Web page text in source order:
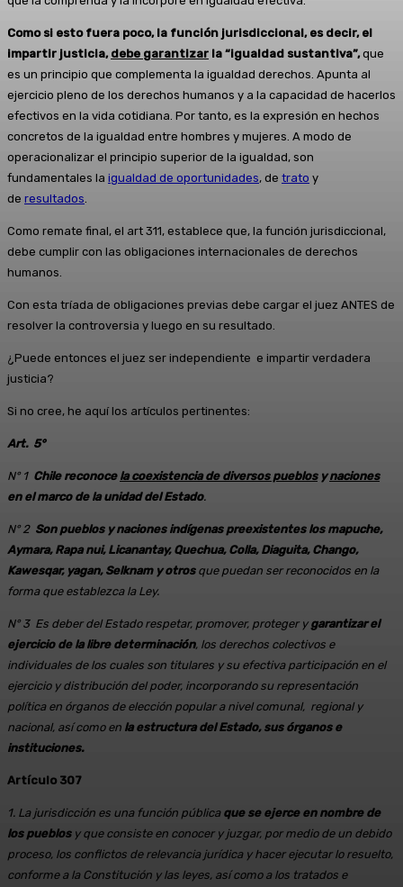
Como si esto fuera poco, la función jurisdiccional, es decir, el
impartir justicia, debe garantizar la “igualdad sustantiva”,que
es un principio que complementa la igualdad derechos. Apunta al
ejercicio pleno de los derechos humanos y a la capacidad de hacerlos
efectivos en la vida cotidiana. Por tanto, es la expresión en hechos
concretos de la igualdad entre hombres y mujeres. A modo de
operacionalizar el principio superior de la igualdad, son
fundamentales la igualdad de oportunidades, de trato y
de resultados
Como remate final, el art 311, establece que, la función jurisdiccional,
debe cumplir con las obligaciones internacionales de derechos
humanos.
Con esta tríada de obligaciones previas debe cargar el juez ANTES de
resolver la controversia y luego en su resultado.
¿Puede entonces el juez ser independiente e impartir verdadera
justicia?
Si no cree, he aquí los artículos pertinentes:
Art. 5°
N° 1 Chile reconoce la coexistencia de diversos pueblosynaciones
en el marco de la unidad del Estado.
N° 2 Son pueblos y naciones indígenas preexistentes los mapuche,
Aymara, Rapa nui, Licanantay, Quechua, Colla, Diaguita, Chango,
Kawesqar, yagan, Selknam y otrosque puedan ser reconocidos en la
forma que establezca la Ley.
N° 3 Es deber del Estado respetar, promover, proteger y garantizar el
ejercicio de la libre determinación, los derechos colectivos e
individuales de los cuales son titulares y su efectiva participación en el
ejercicio y distribución del poder, incorporando su representación
política en órganos de elección popular a nivel comunal, regional y
nacional, así como en la estructura del Estado, sus órganos e
instituciones.
Artículo 307
1. La jurisdicción es una función pública que se ejerce en nombre de
los pueblosy que consiste en conocer y juzgar, por medio de un debido
proceso, los conflictos de relevancia jurídica y hacer ejecutar lo resuelto,
conforme a la Constitución y las leyes, así como a los tratados e